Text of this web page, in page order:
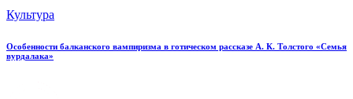
Культура
Особенности балканского вампиризма в готическом рассказе А. К. Толстого «Семья
вурдалака»